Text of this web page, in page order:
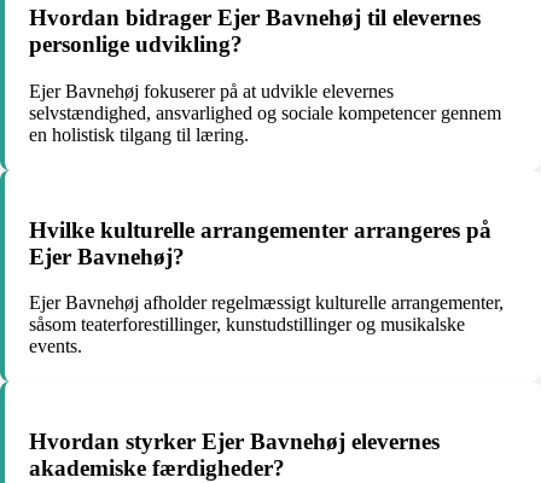
Hvordan bidrager Ejer Bavnehøj til elevernes
personlige udvikling?
Ejer Bavnehøj fokuserer på at udvikle elevernes
selvstændighed, ansvarlighed og sociale kompetencer gennem
en holistisk tilgang til læring.
Hvilke kulturelle arrangementer arrangeres på
Ejer Bavnehøj?
Ejer Bavnehøj afholder regelmæssigt kulturelle arrangementer,
såsom teaterforestillinger, kunstudstillinger og musikalske
events.
Hvordan styrker Ejer Bavnehøj elevernes
akademiske færdigheder?